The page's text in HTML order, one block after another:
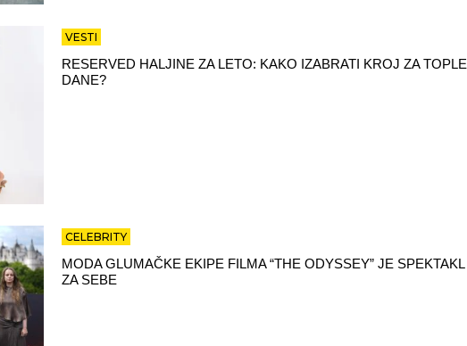
VESTI
RESERVED HALJINE ZA LETO: KAKO IZABRATI KROJ ZA TOPLE
DANE?
CELEBRITY
MODA GLUMAČKE EKIPE FILMA “THE ODYSSEY” JE SPEKTAKL
ZA SEBE